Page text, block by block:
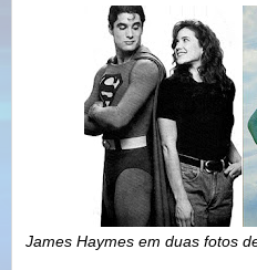
James Haymes em duas fotos